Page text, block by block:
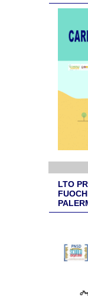
LTO